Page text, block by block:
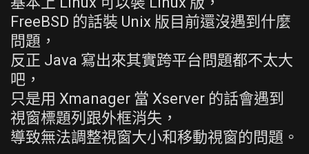
FreeBSD 的話裝 Unix 版目前還沒遇到什麼
問題，
反正 Java 寫出來其實跨平台問題都不太大
吧，
只是用 Xmanager 當 Xserver 的話會遇到
視窗標題列跟外框消失，
導致無法調整視窗大小和移動視窗的問題。